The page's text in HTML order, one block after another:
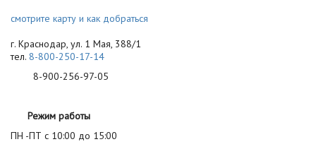
смотрите карту и как добраться
г. Краснодар, ул. 1 Мая, 388/1
тел. 8-800-250-17-14
8-900-256-97-05
Режим работы
ПН -ПТ с 10:00 до 15:00